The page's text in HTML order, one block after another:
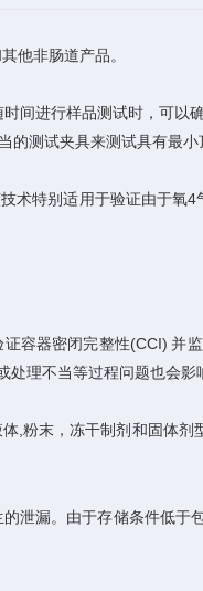
他非肠道产品。
进行样品测试时，可以
测试夹具来测试具有最
特别适用于验证由于氧4
器密闭完整性(CCI) 并
理不当等过程问题也会影
末，冻干制剂和固体剂
漏。由于存储条件低于